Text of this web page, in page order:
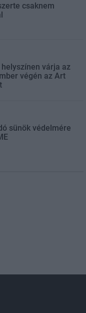
csaknem
várja az
végén az Art
sünök védelmére